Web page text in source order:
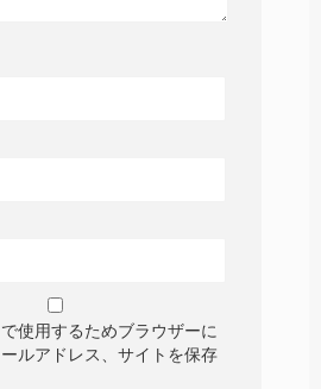
使用するためブラウザーに
ルアドレス、サイトを保存